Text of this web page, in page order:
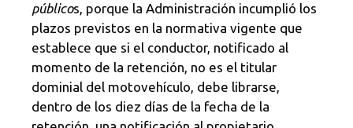
públicos, porque la Administración incumplió los
plazos previstos en la normativa vigente que
establece que si el conductor, notificado al
momento de la retención, no es el titular
dominial del motovehículo, debe librarse,
dentro de los diez días de la fecha de la